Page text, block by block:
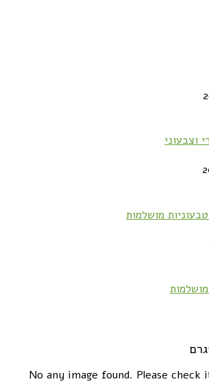
וצבעוני
מושלמות
No any image found. Please